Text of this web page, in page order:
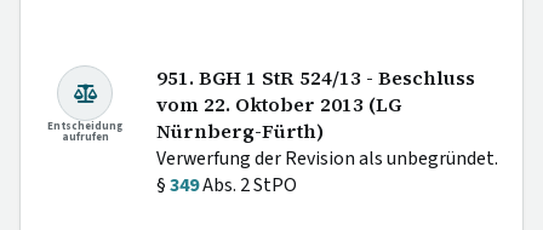
Entscheidung
aufrufen
951. BGH 1 StR 524/13 - Beschluss
vom 22. Oktober 2013 (LG
Nürnberg-Fürth)
Verwerfung der Revision als unbegründet.
§349Abs. 2 StPO